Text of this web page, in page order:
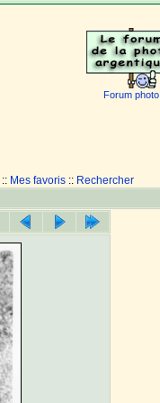
Forum photo
:: Mes favoris :: Rechercher